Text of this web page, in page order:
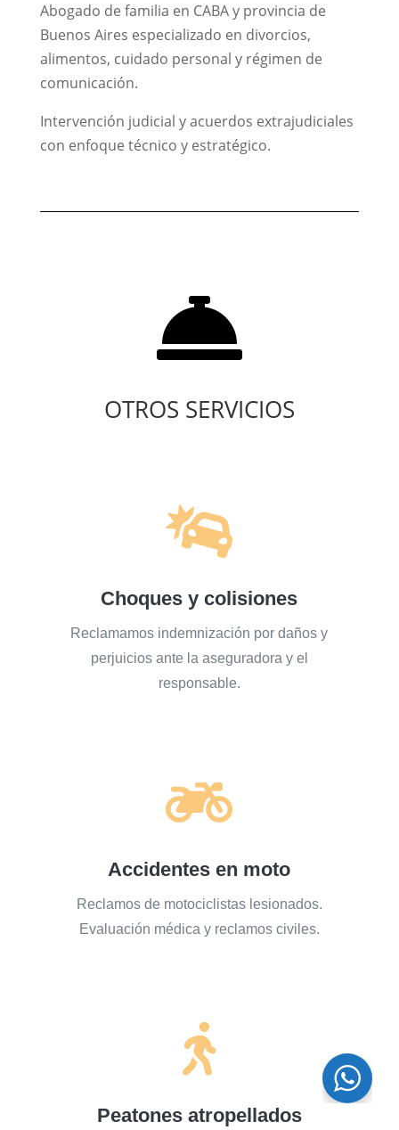
Abogado de familia en CABA y provincia de
Buenos Aires especializado en divorcios,
alimentos, cuidado personal y régimen de
comunicación.
Intervención judicial y acuerdos extrajudiciales
con enfoque técnico y estratégico.

OTROS SERVICIOS

Choques y colisiones
Reclamamos indemnización por daños y
perjuicios ante la aseguradora y el
responsable.

Accidentes en moto
Reclamos de motociclistas lesionados.
Evaluación médica y reclamos civiles.

Peatones atropellados
¿Necesitas ayuda?